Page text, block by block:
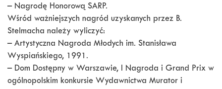
– Nagrodę Honorową SARP.
Wśród ważniejszych nagród uzyskanych przez B.
Stelmacha należy wyliczyć:
– Artystyczna Nagroda Młodych im. Stanisława
Wyspiańskiego, 1991.
– Dom Dostępny w Warszawie, I Nagroda i Grand Prix w
ogólnopolskim konkursie Wydawnictwa Murator i